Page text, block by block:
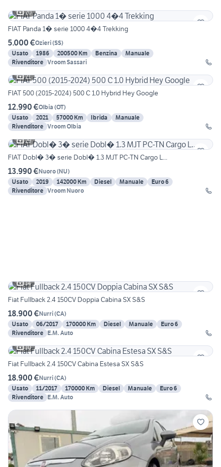
20
FIAT Panda 1� serie 1000 4�4 Trekking
5.000 €Ozieri(SS)
Usato
1986 200500 Km Benzina
Manuale
Rivenditore Vroom Sassari
21
FIAT 500 (2015-2024) 500 C 1.0 Hybrid Hey Google
12.990 €Olbia (OT)
Usato
2021 57000 Km Ibrida
Manuale
Rivenditore Vroom Olbia
29
FIAT Dobl� 3� serie Dobl� 1.3 MJT PC-TN Cargo L...
13.990 €Nuoro(NU)
Usato
2019 142000 Km Diesel Manuale
Euro 6
Rivenditore Vroom Nuoro
14
Fiat Fullback 2.4 150CV Doppia Cabina SX S&S
18.900 €Nurri(CA)
Usato
06/2017 170000 Km Diesel Manuale
Euro 6
Rivenditore E.M. Auto
10
Fiat Fullback 2.4 150CV Cabina Estesa SX S&S
18.900 €Nurri(CA)
Usato
11/2017 170000 Km Diesel Manuale
Euro 6
Rivenditore E.M. Auto